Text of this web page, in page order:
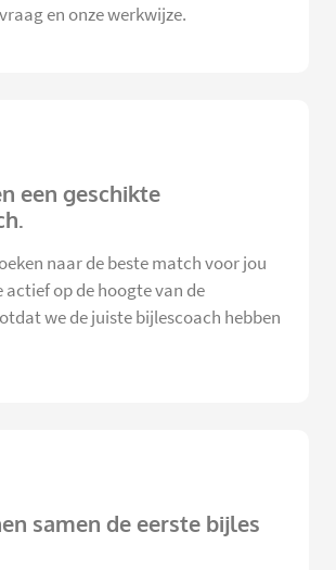
en onze werkwijze.
een geschikte
naar de beste match voor jou
actief op de hoogte van de
we de juiste bijlescoach hebben
samen de eerste bijles